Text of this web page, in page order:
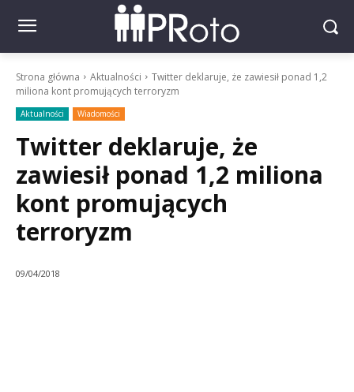
Strona główna Aktualności
Twitter deklaruje, że zawiesił ponad 1,2
miliona kont promujących terroryzm
Aktualności Wiadomości
Twitter deklaruje, że
zawiesił ponad 1,2 miliona
kont promujących
terroryzm
09/04/2018